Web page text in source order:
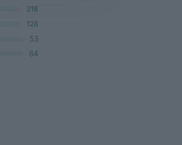
218
128
53
64